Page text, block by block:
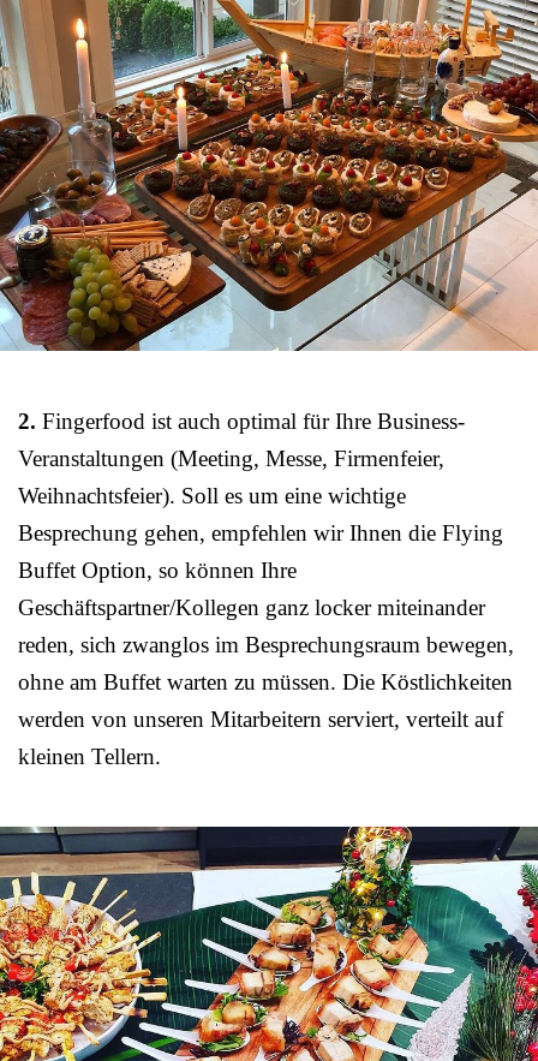
2. Fingerfood ist auch optimal für Ihre Business-
Veranstaltungen (Meeting, Messe, Firmenfeier,
Weihnachtsfeier). Soll es um eine wichtige
Besprechung gehen, empfehlen wir Ihnen die Flying
Buffet Option, so können Ihre
Geschäftspartner/Kollegen ganz locker miteinander
reden, sich zwanglos im Besprechungsraum bewegen,
ohne am Buffet warten zu müssen. Die Köstlichkeiten
werden von unseren Mitarbeitern serviert, verteilt auf
kleinen Tellern.